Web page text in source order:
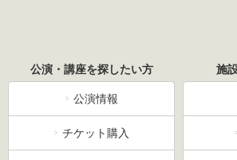
公演・講座を探したい方
公演情報
チケット購入
施